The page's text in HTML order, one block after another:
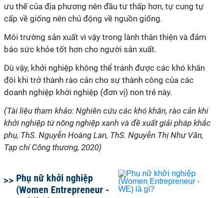
ưu thế của địa phương nên đầu tư thấp hơn, tự cung tự
cấp về giống nên chủ động về nguồn giống.
Môi trường sản xuất vì vậy trong lành thân thiện và đảm
bảo sức khỏe tốt hơn cho người sản xuất.
Dù vậy, khởi nghiệp không thể tránh được các khó khăn
đôi khi trở thành rào cản cho sự thành công của các
doanh nghiệp khởi nghiệp (đơn vị) non trẻ này.
(Tài liệu tham khảo: Nghiên cứu các khó khăn, rào cản khi
khởi nghiệp từ nông nghiệp xanh và đề xuất giải pháp khắc
phụ, ThS. Nguyễn Hoàng Lan, ThS. Nguyễn Thị Như Vân,
Tạp chí Công thương, 2020)
Phụ nữ khởi nghiệp
(Women Entrepreneur -